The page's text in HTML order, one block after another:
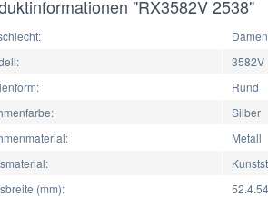
"RX3582V 2538"
3582V
Rund
Silber
Metall
(mm):